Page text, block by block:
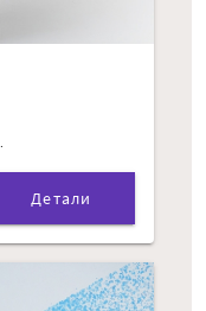
Детали